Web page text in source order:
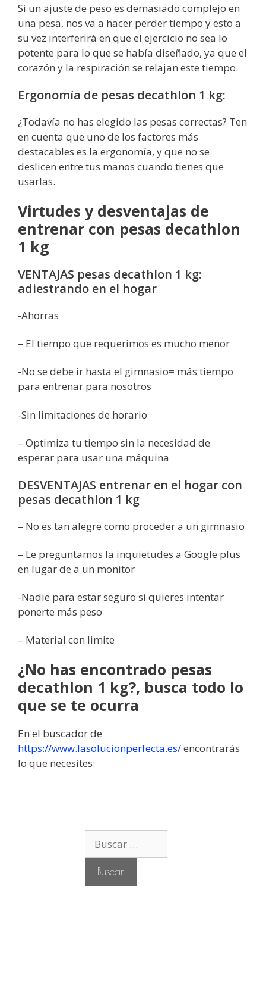
Si un ajuste de peso es demasiado complejo en
una pesa, nos va a hacer perder tiempo y esto a
su vez interferirá en que el ejercicio no sea lo
potente para lo que se había diseñado, ya que el
corazón y la respiración se relajan este tiempo.
Ergonomía de pesas decathlon 1 kg:
¿Todavía no has elegido las pesas correctas? Ten
en cuenta que uno de los factores más
destacables es la ergonomía, y que no se
deslicen entre tus manos cuando tienes que
usarlas.
Virtudes y desventajas de
entrenar con pesas decathlon
1 kg
VENTAJAS pesas decathlon 1 kg:
adiestrando en el hogar
-Ahorras
– El tiempo que requerimos es mucho menor
-No se debe ir hasta el gimnasio= más tiempo
para entrenar para nosotros
-Sin limitaciones de horario
– Optimiza tu tiempo sin la necesidad de
esperar para usar una máquina
DESVENTAJAS entrenar en el hogar con
pesas decathlon 1 kg
– No es tan alegre como proceder a un gimnasio
– Le preguntamos la inquietudes a Google plus
en lugar de a un monitor
-Nadie para estar seguro si quieres intentar
ponerte más peso
– Material con limite
¿No has encontrado pesas
decathlon 1 kg?, busca todo lo
que se te ocurra
En el buscador de
https://www.lasolucionperfecta.es/encontrarás
lo que necesites: